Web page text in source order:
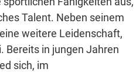
Talent. Neben seinem
weitere Leidenschaft,
Bereits in jungen Jahren
sich, im